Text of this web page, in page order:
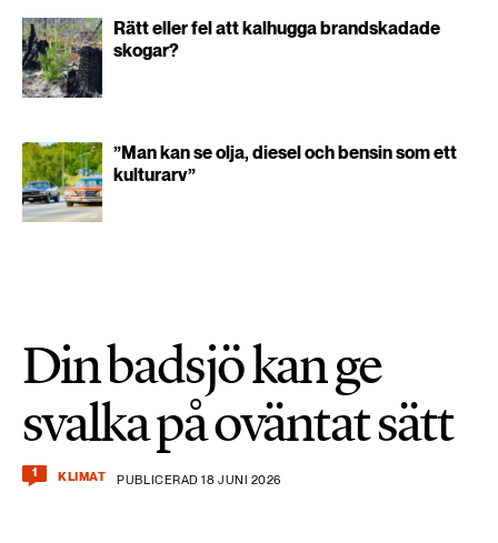
Rätt eller fel att kalhugga brandskadade
skogar?
”Man kan se olja, diesel och bensin som ett
kulturarv”
Din badsjö kan ge
svalka på oväntat sätt
1 KLIMAT PUBLICERAD 18 JUNI 2026